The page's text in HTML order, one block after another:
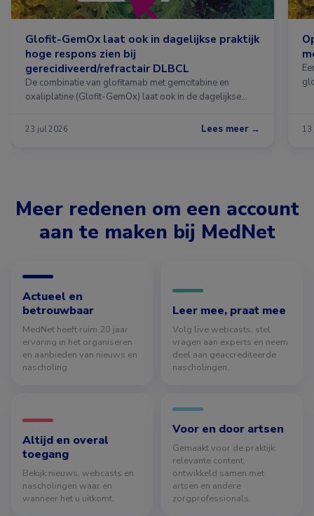
Glofit-GemOx laat ook in dagelijkse praktijk
hoge respons zien bij
gerecidiveerd/refractair DLBCL
De combinatie van glofitamab met gemcitabine en
oxaliplatine (Glofit-GemOx) laat ook in de dagelijkse
gerecidiveerd of refractair grootcellig B-cellymfoom
23 jul 2026 Lees meer → 13
Meer redenen om een account
aan te maken bij MedNet
Actueel en
betrouwbaar
MedNet heeft ruim 20 jaar
ervaring in het organiseren
en aanbieden van nieuws en
nascholing.
Leer mee, praat mee
Volg live webcasts, stel
vragen aan experts en neem
deel aan geaccrediteerde
nascholingen.
Altijd en overal
toegang
Bekijk nieuws, webcasts en
nascholingen waar en
wanneer het u uitkomt.
Voor en door artsen
Gemaakt voor de praktijk:
relevante content,
ontwikkeld samen met
artsen en andere
zorgprofessionals.